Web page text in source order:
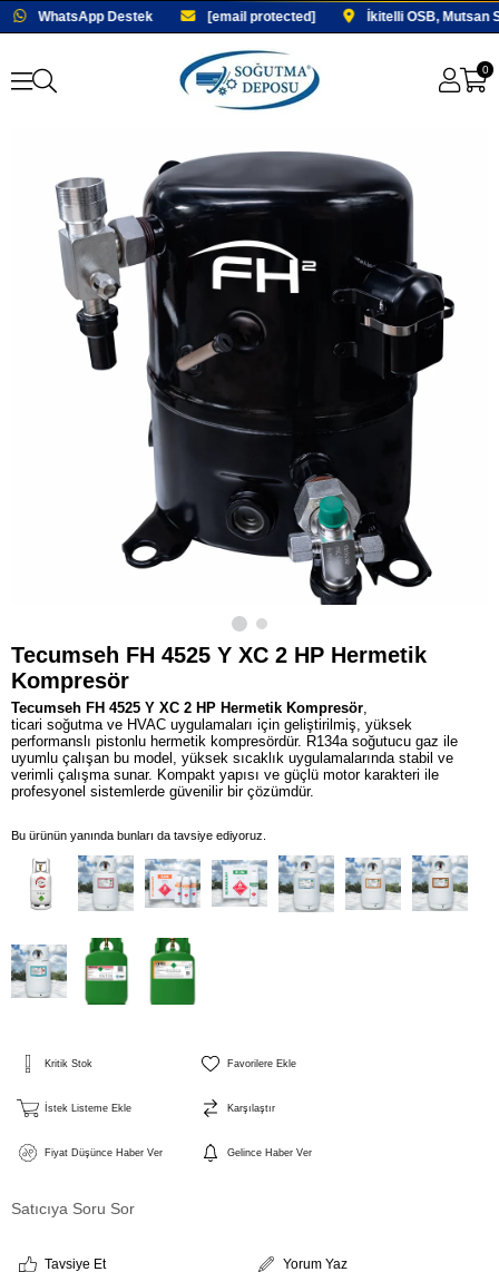
WhatsApp Destek [email protected] İkitelli OSB, Mutsan
0
Tecumseh FH 4525 Y XC 2 HP Hermetik
Kompresör
Tecumseh FH 4525 Y XC 2 HP Hermetik Kompresör,
ticari soğutma ve HVAC uygulamaları için geliştirilmiş, yüksek
performanslı pistonlu hermetik kompresördür. R134a soğutucu gaz ile
uyumlu çalışan bu model, yüksek sıcaklık uygulamalarında stabil ve
verimli çalışma sunar. Kompakt yapısı ve güçlü motor karakteri ile
profesyonel sistemlerde güvenilir bir çözümdür.
Bu ürünün yanında bunları da tavsiye ediyoruz.
Kritik Stok Favorilere Ekle
İstek Listeme Ekle Karşılaştır
Fiyat Düşünce Haber Ver Gelince Haber Ver
Satıcıya Soru Sor
Tavsiye Et Yorum Yaz